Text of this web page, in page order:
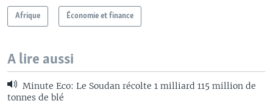
Afrique Économie et finance
A lire aussi
Minute Eco: Le Soudan récolte 1 milliard 115 million de
tonnes de blé